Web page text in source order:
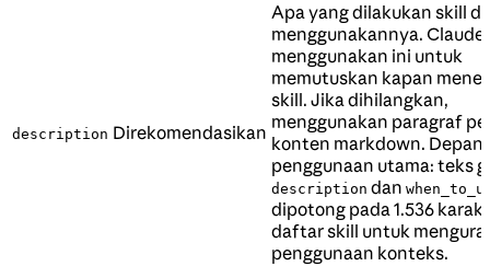
description Direkomendasikan
Apa yang dilakukan skill
menggunakannya. Claude
menggunakan ini untuk
memutuskan kapan
skill. Jika dihilangkan,
menggunakan paragraf
konten markdown.
penggunaan utama: teks
description dan
dipotong pada 1.536
daftar skill untuk
penggunaan konteks.